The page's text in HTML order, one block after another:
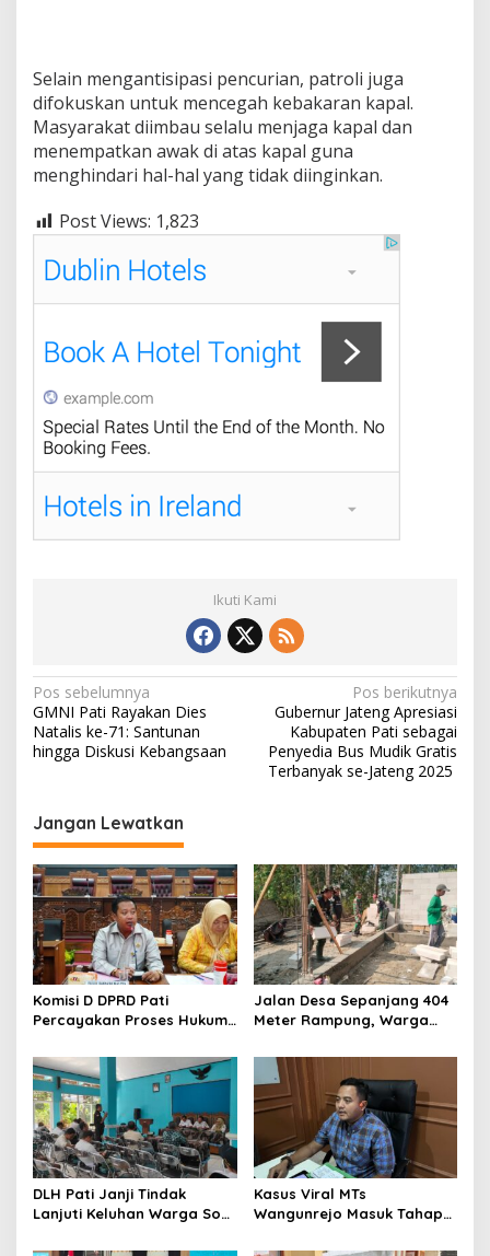
Selain mengantisipasi pencurian, patroli juga
difokuskan untuk mencegah kebakaran kapal.
Masyarakat diimbau selalu menjaga kapal dan
menempatkan awak di atas kapal guna
menghindari hal-hal yang tidak diinginkan.
Post Views: 1,823
Ikuti Kami
N
a
v
g
a
s
i
p
o
s
Pos sebelumnya
GMNI Pati Rayakan Dies
Natalis ke-71: Santunan
hingga Diskusi Kebangsaan
Pos berikutnya
Gubernur Jateng Apresiasi
Kabupaten Pati sebagai
Penyedia Bus Mudik Gratis
Terbanyak se-Jateng 2025
Jangan Lewatkan
Komisi D DPRD Pati
Percayakan Proses Hukum
kepada Polisi
Jalan Desa Sepanjang 404
Meter Rampung, Warga
Rasakan Manfaat
DLH Pati Janji Tindak
Lanjuti Keluhan Warga Soal
Kasus Viral MTs
Wangunrejo Masuk Tahap